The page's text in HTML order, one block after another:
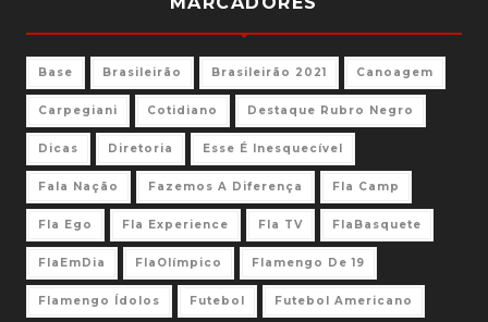
Base Brasileirão Brasileirão 2021 Canoagem
Carpegiani Cotidiano Destaque Rubro Negro
Dicas Diretoria Esse É Inesquecível
Fala Nação Fazemos A Diferença Fla Camp
Fla Ego Fla Experience Fla TV FlaBasquete
FlaEmDia FlaOlímpico Flamengo De 19
Flamengo Ídolos Futebol Futebol Americano